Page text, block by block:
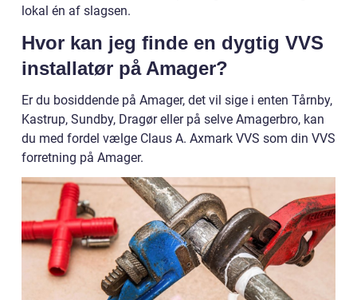
lokal én af slagsen.
Hvor kan jeg finde en dygtig VVS
installatør på Amager?
Er du bosiddende på Amager, det vil sige i enten Tårnby,
Kastrup, Sundby, Dragør eller på selve Amagerbro, kan
du med fordel vælge Claus A. Axmark VVS som din VVS
forretning på Amager.